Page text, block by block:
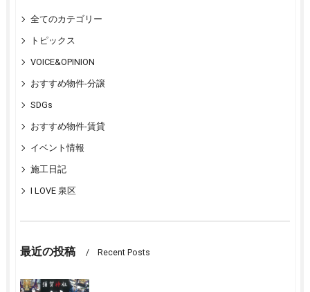
全てのカテゴリー
トピックス
VOICE&OPINION
おすすめ物件-分譲
SDGs
おすすめ物件-賃貸
イベント情報
施工日記
I LOVE 泉区
最近の投稿 Recent Posts